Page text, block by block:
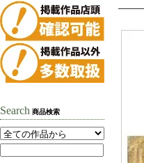
Search 商品検索